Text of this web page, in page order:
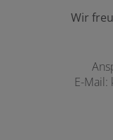
Wir
E-Mail: